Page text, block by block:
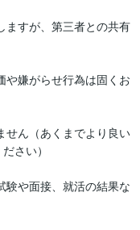
すが、第三者との共有
嫌がらせ行為は固くお
ん（あくまでより良い
さい）
や面接、就活の結果な